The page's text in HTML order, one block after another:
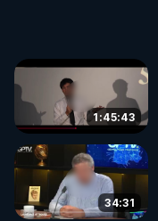
1:45:43
34:31